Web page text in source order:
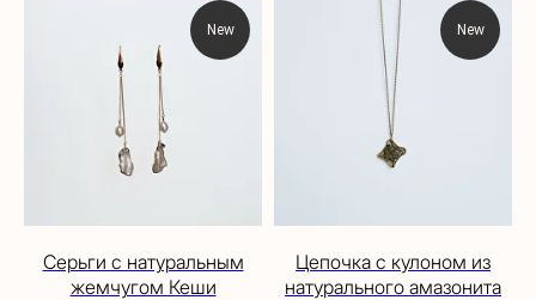
New
Серьги с натуральным
жемчугом Кеши
New
Цепочка с кулоном из
натурального амазонита